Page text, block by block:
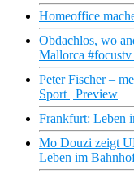
Homeoffice
Obdachlos, wo
Mallorca #focustv
Peter Fischer –
Sport | Preview
Frankfurt: Leben
Mo Douzi zeigt
Leben im